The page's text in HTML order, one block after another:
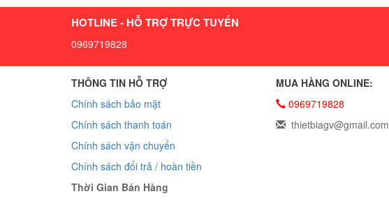
HOTLINE - HỖ TRỢ TRỰC TUYẾN
0969719828
THÔNG TIN HỖ TRỢ
Chính sách bảo mật
Chính sách thanh toán
Chính sách vận chuyển
Chính sách đổi trả / hoàn tiền
Thời Gian Bán Hàng
MUA HÀNG ONLINE:
0969719828
thietbiagv@gmail.com